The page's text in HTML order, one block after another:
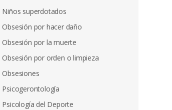
Niños superdotados
Obsesión por hacer daño
Obsesión por la muerte
Obsesión por orden o limpieza
Obsesiones
Psicogerontología
Psicología del Deporte